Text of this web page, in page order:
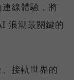
線體驗，將
浪潮最關鍵的
接軌世界的